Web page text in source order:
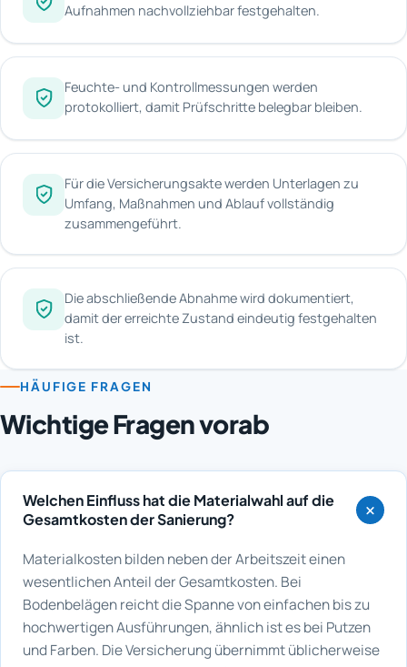
Aufnahmen nachvollziehbar festgehalten.
Feuchte- und Kontrollmessungen werden
protokolliert, damit Prüfschritte belegbar bleiben.
Für die Versicherungsakte werden Unterlagen zu
Umfang, Maßnahmen und Ablauf vollständig
zusammengeführt.
Die abschließende Abnahme wird dokumentiert,
damit der erreichte Zustand eindeutig festgehalten
ist.
HÄUFIGE FRAGEN
Wichtige Fragen vorab
Welchen Einfluss hat die Materialwahl auf die
Gesamtkosten der Sanierung?
Materialkosten bilden neben der Arbeitszeit einen
wesentlichen Anteil der Gesamtkosten. Bei
Bodenbelägen reicht die Spanne von einfachen bis zu
hochwertigen Ausführungen, ähnlich ist es bei Putzen
und Farben. Die Versicherung übernimmt üblicherweise